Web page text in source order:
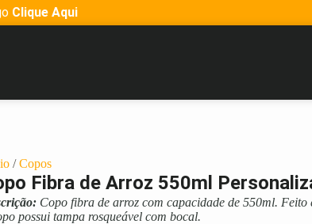
Clique Aqui
/Copos
Fibra de Arroz 550ml
Copo fibra de arroz com capacidade de 550ml. Feito
possui tampa rosqueável com bocal.